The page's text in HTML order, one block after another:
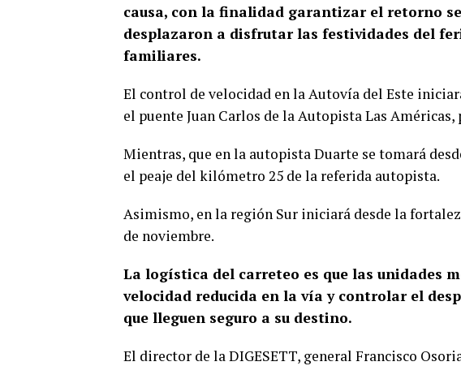
causa, con la finalidad garantizar el retorno
desplazaron a disfrutar las festividades del
familiares.
El control de velocidad en la Autovía del Este
el puente Juan Carlos de la Autopista Las
Mientras, que en la autopista Duarte se tomará
el peaje del kilómetro 25 de la referida autopista.
Asimismo, en la región Sur iniciará desde la
de noviembre.
La logística del carreteo es que las unidades
velocidad reducida en la vía y controlar el
que lleguen seguro a su destino.
El director de la DIGESETT, general Francisco